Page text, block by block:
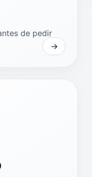
de pedir